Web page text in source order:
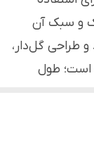
و سبک آن
طراحی گل‌دار،
است؛ طول
آن را